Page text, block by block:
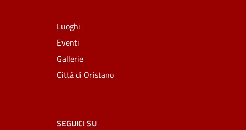
Luoghi
Eventi
Gallerie
Città di Oristano
SEGUICI SU